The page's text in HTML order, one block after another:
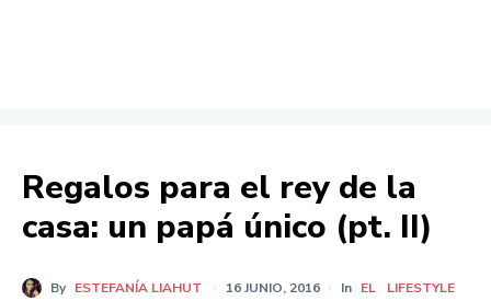
Regalos para el rey de la
casa: un papá único (pt. II)
By ESTEFANÍA LIAHUT 16 JUNIO, 2016 In EL LIFESTYLE